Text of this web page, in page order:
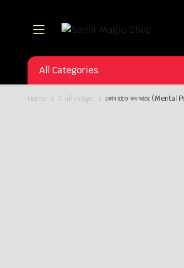
All Categories
Home 0 all magic কোন হাতে বল আছে (Mental